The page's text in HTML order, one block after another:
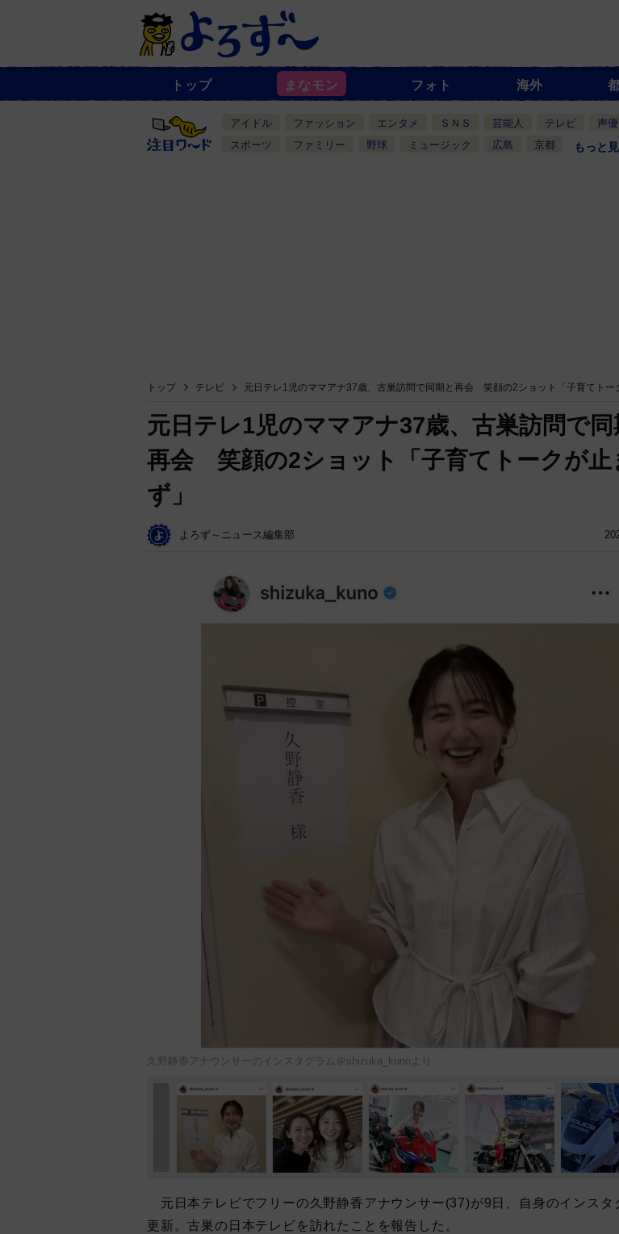
ュ
一
覧
トップ まなモン フォト 海外
アイドル ファッション エンタメ ＳＮＳ 芸能人 テレビ 声優
スポーツ
ファミリー 野球 ミュージック 広島 京都 もっと
トップ テレビ 元日テレ1児のママアナ37歳、古巣訪問で同期と再会 笑顔の2ショット「子育てトー
元日テレ1児のママアナ37歳、古巣訪問で同
再会 笑顔の2ショット「子育てトークが止
ず」
よろず～ニュース編集部
久野静香アナウンサーのインスタグラム＠shizuka_kunoより
元日本テレビでフリーの久野静香アナウンサー(37)が9日、自身のインスタ
更新。古巣の日本テレビを訪れたことを報告した。